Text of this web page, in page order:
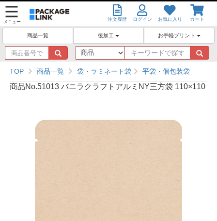
メニュー 注文履歴 ログイン お気に入り カート
商品一覧 後加工 お手軽プリント
商
品
番
号
で
キ
ー
ワ
ー
ド
す
TOP 商品一覧 袋・ラミネート袋 平袋・個包装袋
商品No.51013 バニラクラフトアルミNY三方袋 110×110